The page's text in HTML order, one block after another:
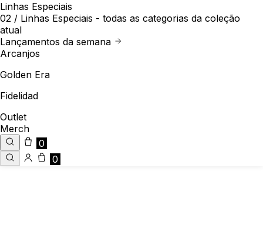
Linhas Especiais
02 / Linhas Especiais - todas as categorias da coleção
atual
Lançamentos da semana
Arcanjos
Golden Era
Fidelidad
Outlet
Merch
0
0